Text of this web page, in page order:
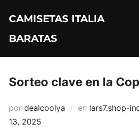
contenido
CAMISETAS ITALIA
BARATAS
Sorteo clave en la
por dealcoolya en lars7.shop-
13, 2025